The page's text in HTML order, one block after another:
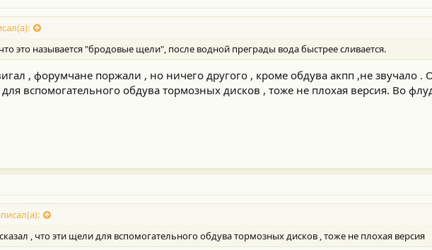
это называется "бродовые щели", после водной преграды вода быстрее сливается.
, форумчане поржали , но ничего другого , кроме обдува акпп ,не звучало .
вспомогательного обдува тормозных дисков , тоже не плохая версия. Во
, что эти щели для вспомогательного обдува тормозных дисков , тоже не плохая версия